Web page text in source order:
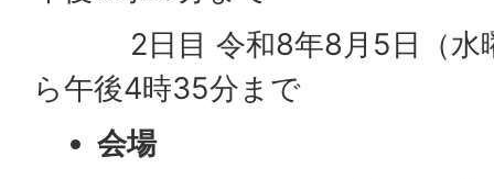
2日目 令和8年8月5日（水曜
ら午後4時35分まで
会場